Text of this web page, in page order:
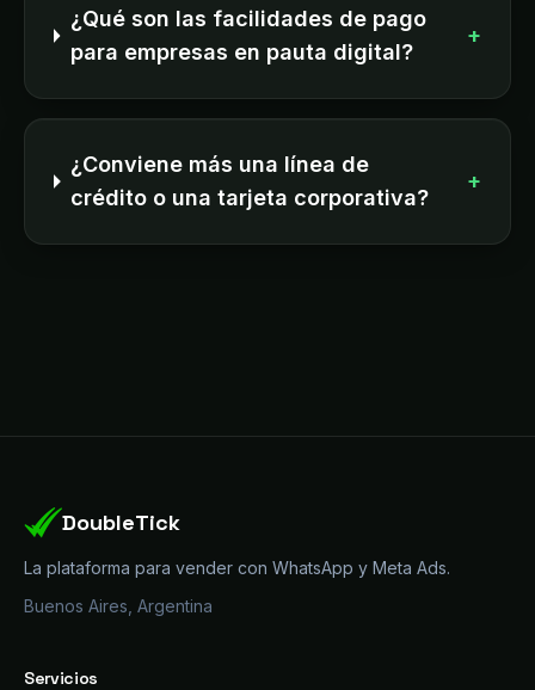
¿Qué son las facilidades de pago
para empresas en pauta digital?
+
¿Conviene más una línea de
crédito o una tarjeta corporativa?
+
DoubleTick
La plataforma para vender con WhatsApp y Meta Ads.
Buenos Aires, Argentina
Servicios